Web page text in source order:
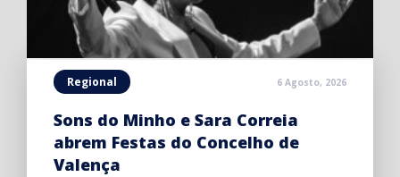
Regional 6 Agosto, 2026
Sons do Minho e Sara Correia
abrem Festas do Concelho de
Valença